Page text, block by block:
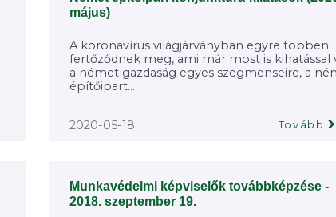
május)
A koronavírus világjárványban egyre többen
fertőződnek meg, ami már most is kihatással
a német gazdaság egyes szegmenseire, a
építőipart...
2020-05-18 Tovább
Munkavédelmi képviselők továbbképzése -
2018. szeptember 19.